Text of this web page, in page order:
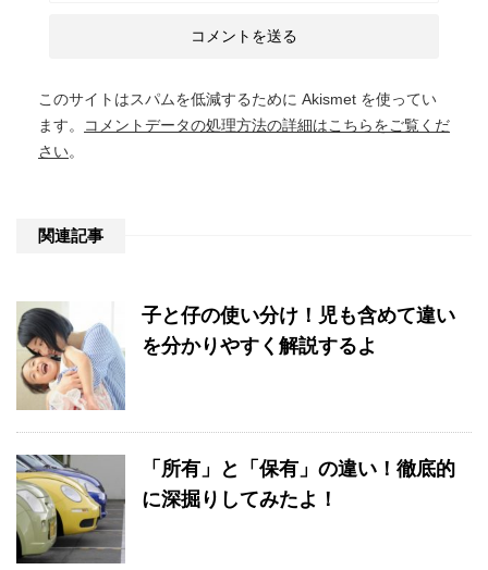
このサイトはスパムを低減するために Akismet を使ってい
ます。
コメントデータの処理方法の詳細はこちらをご覧くだ
さい。
関連記事
子と仔の使い分け！児も含めて違い
を分かりやすく解説するよ
「所有」と「保有」の違い！徹底的
に深掘りしてみたよ！